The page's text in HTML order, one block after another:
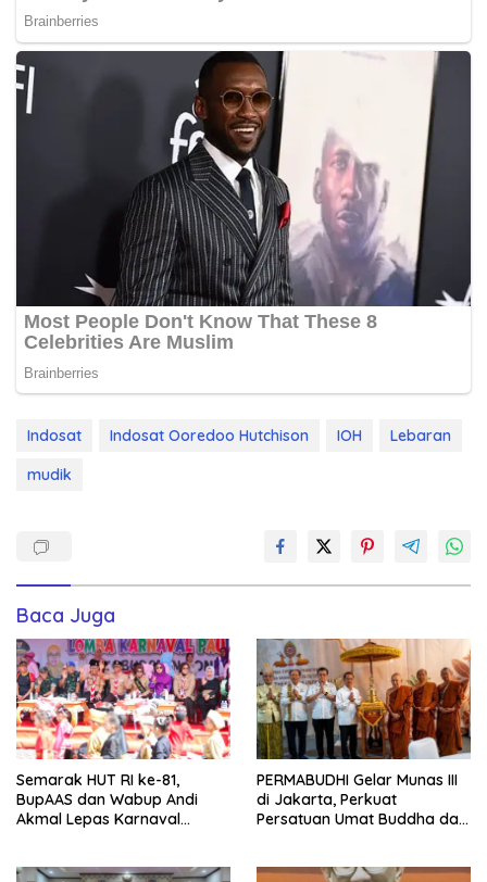
Indosat Indosat Ooredoo Hutchison IOH
Lebaran
mudik
Baca Juga
Semarak HUT RI ke-81,
BupAAS dan Wabup Andi
Akmal Lepas Karnaval
PERMABUDHI Gelar Munas III
di Jakarta, Perkuat
Persatuan Umat Buddha dan